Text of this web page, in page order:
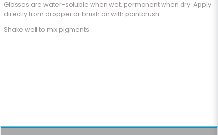
Glosses are water-soluble when wet, permanent when dry. Apply
directly from dropper or brush on with paintbrush.
Shake well to mix pigments